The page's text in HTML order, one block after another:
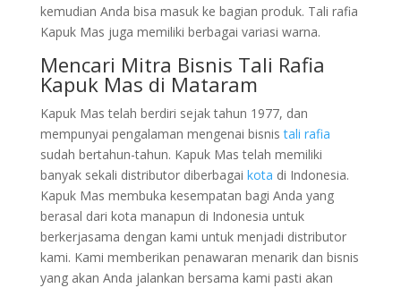
kemudian Anda bisa masuk ke bagian produk. Tali rafia
Kapuk Mas juga memiliki berbagai variasi warna.
Mencari Mitra Bisnis Tali Rafia
Kapuk Mas di Mataram
Kapuk Mas telah berdiri sejak tahun 1977, dan
mempunyai pengalaman mengenai bisnistali rafia
sudah bertahun-tahun. Kapuk Mas telah memiliki
banyak sekali distributor diberbagai kota di Indonesia.
Kapuk Mas membuka kesempatan bagi Anda yang
berasal dari kota manapun di Indonesia untuk
berkerjasama dengan kami untuk menjadi distributor
kami. Kami memberikan penawaran menarik dan bisnis
yang akan Anda jalankan bersama kami pasti akan